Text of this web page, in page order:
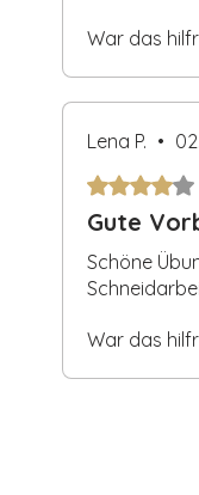
War das
Lena P. •
Mit 4 von 5
Gute
Schöne
War das